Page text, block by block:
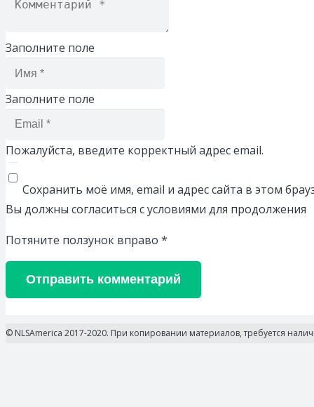
Заполните поле
Заполните поле
Пожалуйста, введите корректный адрес email.
Сохранить моё имя, email и адрес сайта в этом
Вы должны согласиться с условиями для продолжения
Потяните ползунок вправо *
Отправить комментарий
© NLSAmerica 2017-2020. При копировании материалов, требуется